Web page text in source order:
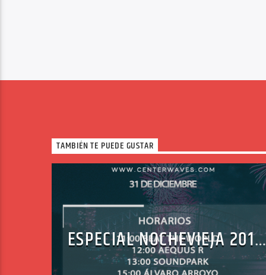
TAMBIÉN TE PUEDE GUSTAR
ESPECIAL NOCHEVIEJA 2019
– YEAR MIXES